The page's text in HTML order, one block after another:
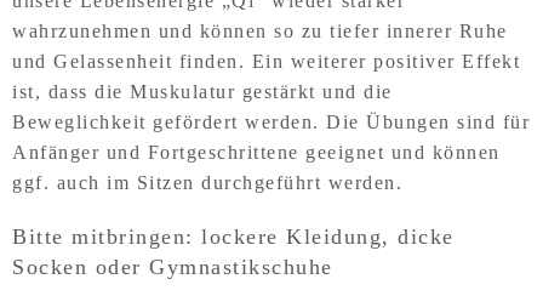
wahrzunehmen und können so zu tiefer innerer Ruhe
und Gelassenheit finden. Ein weiterer positiver Effekt
ist, dass die Muskulatur gestärkt und die
Beweglichkeit gefördert werden. Die Übungen sind für
Anfänger und Fortgeschrittene geeignet und können
ggf. auch im Sitzen durchgeführt werden.
Bitte mitbringen: lockere Kleidung, dicke
Socken oder Gymnastikschuhe